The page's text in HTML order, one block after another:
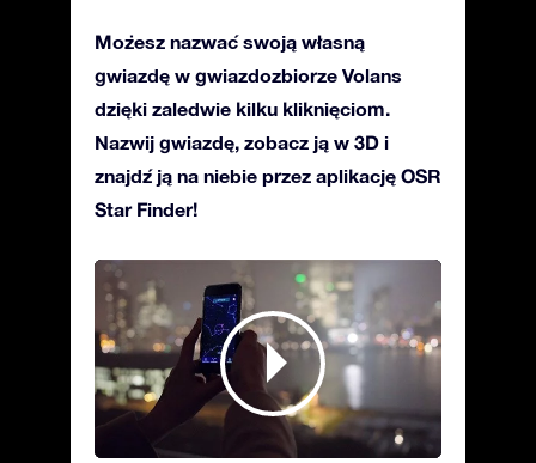
Możesz nazwać swoją własną
gwiazdę w gwiazdozbiorze Volans
dzięki zaledwie kilku kliknięciom.
Nazwij gwiazdę, zobacz ją w 3D i
znajdź ją na niebie przez aplikację OSR
Star Finder!